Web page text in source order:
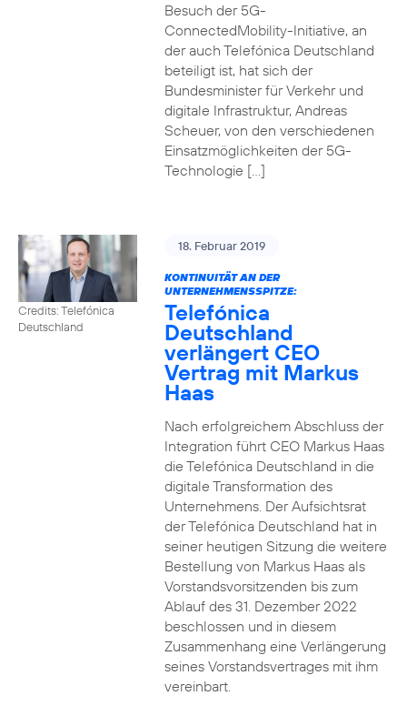
Besuch der 5G-
ConnectedMobility-Initiative, an
der auch Telefónica Deutschland
beteiligt ist, hat sich der
Bundesminister für Verkehr und
digitale Infrastruktur, Andreas
Scheuer, von den verschiedenen
Einsatzmöglichkeiten der 5G-
Technologie […]
Credits: Telefónica
Deutschland
18. Februar 2019
KONTINUITÄT AN DER
UNTERNEHMENSSPITZE:
Telefónica
Deutschland
verlängert CEO
Vertrag mit Markus
Haas
Nach erfolgreichem Abschluss der
Integration führt CEO Markus Haas
die Telefónica Deutschland in die
digitale Transformation des
Unternehmens. Der Aufsichtsrat
der Telefónica Deutschland hat in
seiner heutigen Sitzung die weitere
Bestellung von Markus Haas als
Vorstandsvorsitzenden bis zum
Ablauf des 31. Dezember 2022
beschlossen und in diesem
Zusammenhang eine Verlängerung
seines Vorstandsvertrages mit ihm
vereinbart.